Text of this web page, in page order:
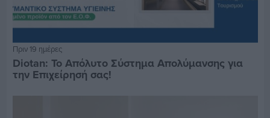
Πριν 19 ημέρες
Diotan: Το Απόλυτο Σύστημα Απολύμανσης για
την Επιχείρησή σας!